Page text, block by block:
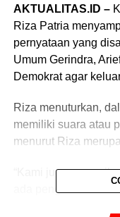
AKTUALITAS.ID –
Riza Patria
pernyataan yang
Umum Gerindra,
Demokrat agar
Riza menuturkan,
memiliki suara atau
menurut Riza
“Kami juga
ada pengurus dan